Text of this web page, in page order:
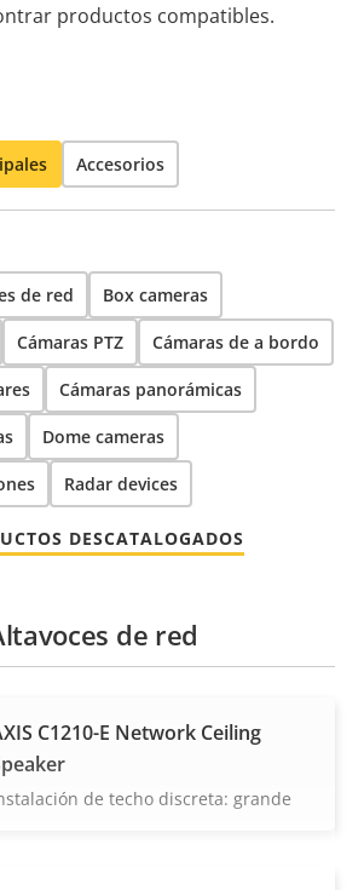
productos compatibles.
Accesorios
de red Box cameras
Cámaras PTZ Cámaras de a bordo
Cámaras panorámicas
Dome cameras
Radar devices
DESCATALOGADOS
de red
C1210-E Network Ceiling
de techo discreta: grande